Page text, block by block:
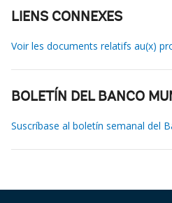
LIENS CONNEXES
Voir les documents relatifs au(x)
BOLETÍN DEL BANCO
Suscríbase al boletín semanal del